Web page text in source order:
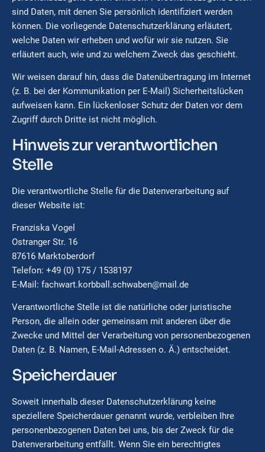
sind Daten, mit denen Sie persönlich identifiziert werden
können. Die vorliegende Datenschutzerklärung erläutert,
welche Daten wir erheben und wofür wir sie nutzen. Sie
erläutert auch, wie und zu welchem Zweck das geschieht.
Wir weisen darauf hin, dass die Datenübertragung im Internet
(z. B. bei der Kommunikation per E-Mail) Sicherheitslücken
aufweisen kann. Ein lückenloser Schutz der Daten vor dem
Zugriff durch Dritte ist nicht möglich.
Hinweis zur verantwortlichen
Stelle
Die verantwortliche Stelle für die Datenverarbeitung auf
dieser Website ist:
Franziska Vogel
Ostranger Str. 16
87616 Marktoberdorf
Telefon: +49 (0) 175 / 1538197
E-Mail: fachwart.korbball.schwaben@mail.de
Verantwortliche Stelle ist die natürliche oder juristische
Person, die allein oder gemeinsam mit anderen über die
Zwecke und Mittel der Verarbeitung von personenbezogenen
Daten (z. B. Namen, E-Mail-Adressen o. Ä.) entscheidet.
Speicherdauer
Soweit innerhalb dieser Datenschutzerklärung keine
speziellere Speicherdauer genannt wurde, verbleiben Ihre
personenbezogenen Daten bei uns, bis der Zweck für die
Datenverarbeitung entfällt. Wenn Sie ein berechtigtes